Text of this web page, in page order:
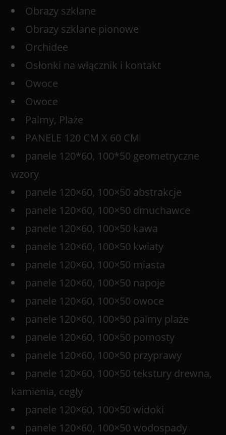
Obrazy szklane
Obrazy szklane pionowe
Orchidee
Osłonki na włącznik i kontakt
Owoce
Owoce
Palmy, Plaże
PANELE 120 CM X 60 CM
panele 120*60, 100*50 geometryczne
wzory
panele 120×60, 100×50 abstrakcje
panele 120×60, 100×50 dmuchawce
panele 120×60, 100×50 kawa
panele 120×60, 100×50 kwiaty
panele 120×60, 100×50 miasta
panele 120×60, 100×50 napoje
panele 120×60, 100×50 owoce
panele 120×60, 100×50 palmy plaże
panele 120×60, 100×50 pomosty
panele 120×60, 100×50 przyprawy
panele 120×60, 100×50 tekstury drewna,
kamienia, cegły
panele 120×60, 100×50 widoki
panele 120×60, 100×50 wodospady